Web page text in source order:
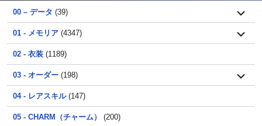
00 – データ (39)
01 - メモリア (4347)
02 - 衣装 (1189)
03 - オーダー (198)
04 - レアスキル(147)
05 - CHARM（チャーム） (200)